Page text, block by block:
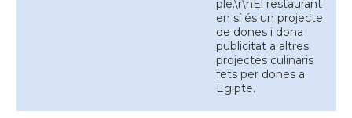
ple.\r\nEl restaurant
en sí és un projecte
de dones i dona
publicitat a altres
projectes culinaris
fets per dones a
Egipte.